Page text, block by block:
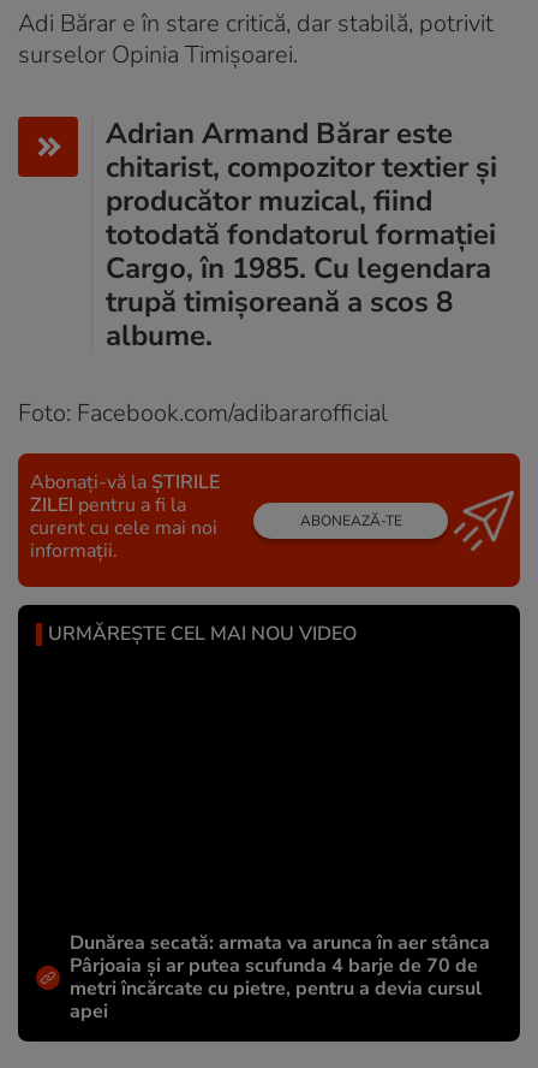
Adi Bărar e în stare critică, dar stabilă, potrivit
surselor Opinia Timișoarei.
Adrian Armand Bărar este
chitarist, compozitor textier și
producător muzical, fiind
totodată fondatorul formației
Cargo, în 1985. Cu legendara
trupă timișoreană a scos 8
albume.
Foto: Facebook.com/adibararofficial
Abonați-vă la ȘTIRILE
ZILEI pentru a fi la
curent cu cele mai noi
informații.
ABONEAZĂ-TE
URMĂREȘTE CEL MAI NOU VIDEO
Dunărea secată: armata va arunca în aer stânca
Pârjoaia și ar putea scufunda 4 barje de 70 de
metri încărcate cu pietre, pentru a devia cursul
apei